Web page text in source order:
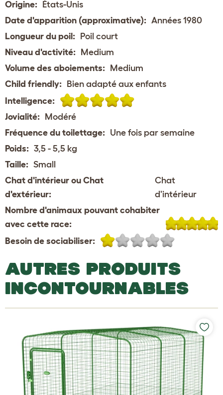
Origine: États-Unis
Date d'apparition (approximative): Années 1980
Longueur du poil: Poil court
Niveau d'activité: Medium
Volume des aboiements: Medium
Child friendly: Bien adapté aux enfants
Intelligence:
Jovialité: Modéré
Fréquence du toilettage: Une fois par semaine
Poids: 3,5 - 5,5 kg
Taille: Small
Chat d'intérieur ou Chat
d'extérieur:
Chat
d'intérieur
Nombre d'animaux pouvant cohabiter
avec cette race:
Besoin de sociabiliser:
AUTRES PRODUITS
INCONTOURNABLES